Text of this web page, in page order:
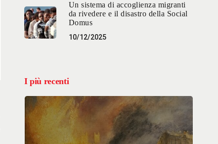
Un sistema di accoglienza migranti
da rivedere e il disastro della Social
Domus
10/12/2025
I più recenti